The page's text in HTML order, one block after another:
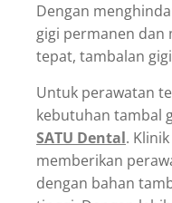
Dengan
gigi permanen dan
tepat, tambalan
Untuk perawatan
kebutuhan tambal
SATU Dental.
memberikan
dengan bahan